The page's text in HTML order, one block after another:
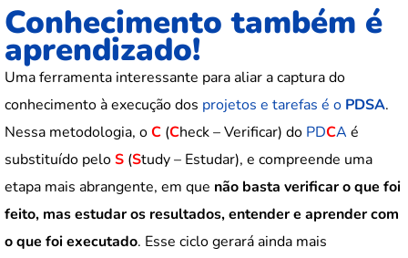
Conhecimento também é
aprendizado!
Uma ferramenta interessante para aliar a captura do
conhecimento à execução dos projetos e tarefas é o PDSA.
Nessa metodologia, oC (Check – Verificar) do PDCA é
substituído peloS (Study – Estudar), e compreende uma
etapa mais abrangente, em que não basta verificar o que foi
feito, mas estudar os resultados, entender e aprender com
o que foi executado. Esse ciclo gerará ainda mais